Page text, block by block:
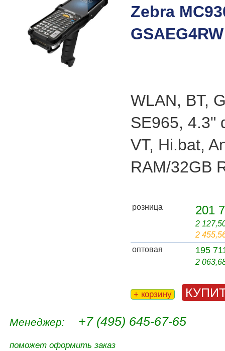
Zebra
GSAEG4RW
WLAN, BT,
SE965, 4.3"
VT, Hi.bat,
RAM/32GB
розница 201
2
2
оптовая
195
2
+ корзину
Менеджер: +7 (495) 645-67-65
поможет оформить заказ